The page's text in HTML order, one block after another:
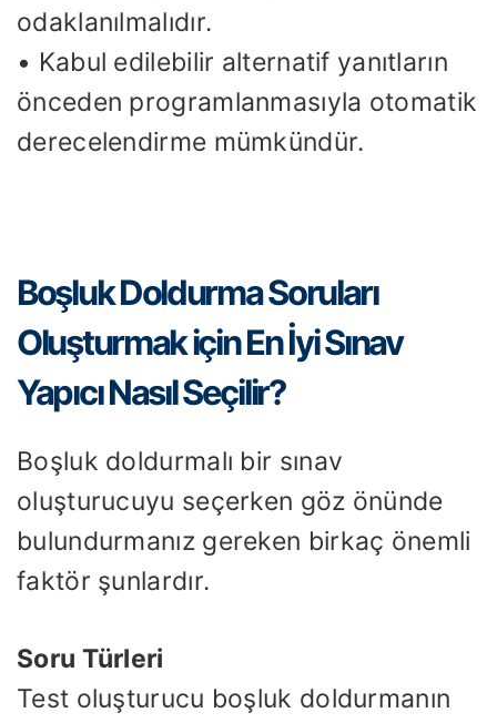
odaklanılmalıdır.
• Kabul edilebilir alternatif yanıtların
önceden programlanmasıyla otomatik
derecelendirme mümkündür.
Boşluk Doldurma Soruları
Oluşturmak için En İyi Sınav
Yapıcı Nasıl Seçilir?
Boşluk doldurmalı bir sınav
oluşturucuyu seçerken göz önünde
bulundurmanız gereken birkaç önemli
faktör şunlardır.
Soru Türleri
Test oluşturucu boşluk doldurmanın